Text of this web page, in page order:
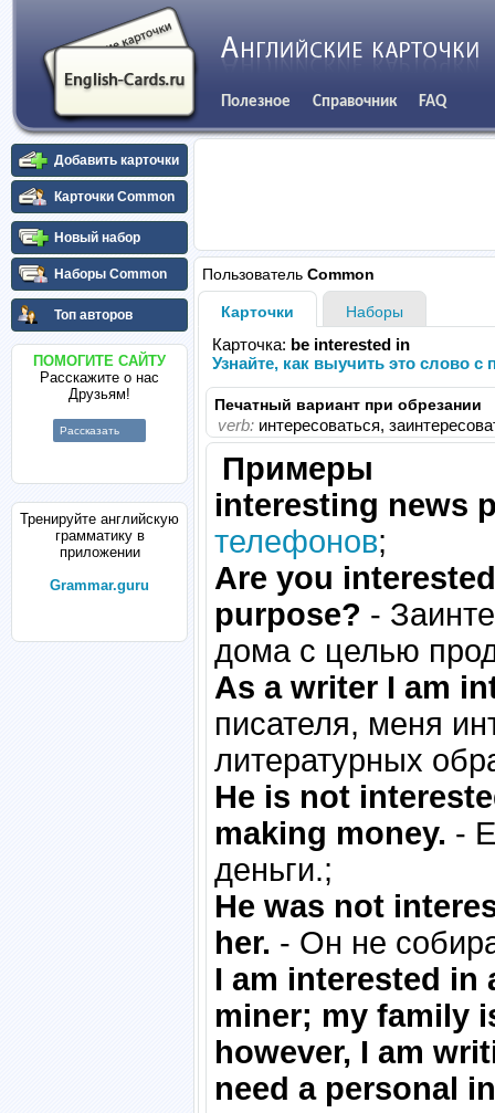
Полезное Справочник FAQ
Добавить карточки
Карточки Common
Новый набор
Наборы Common
Топ авторов
ПОМОГИТЕ САЙТУ
Расскажите о нас
Друзьям!
Рассказать
Тренируйте английскую
грамматику в
приложении
Grammar.guru
Пользователь Common
Карточки Наборы
Карточка: be interested in
Узнайте, как выучить это слово
Печатный вариант при обрезании
verb: интересоваться,
Примеры
interesting news
телефонов;
Are you
purpose? -
дома с целью
As a writer I am
писателя, меня
литературных
He is not
making money. -
деньги.;
He was not
her. - Он не
I am interested in
miner; my family
however, I am
need a personal